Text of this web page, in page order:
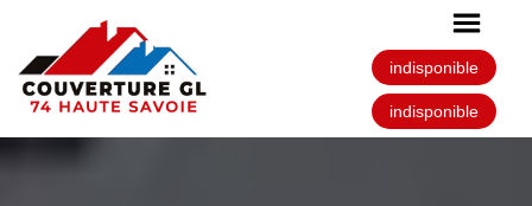
indisponible
indisponible